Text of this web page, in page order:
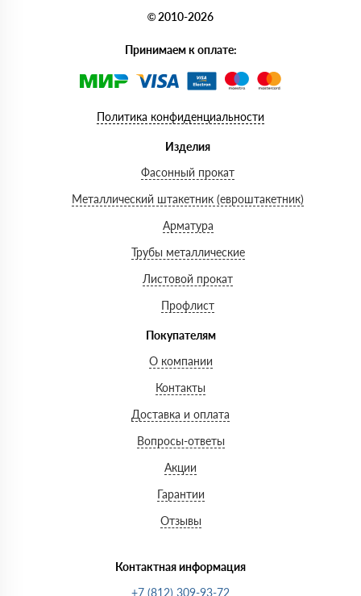
© 2010-2026
Принимаем к оплате:
Политика конфиденциальности
Изделия
Фасонный прокат
Металлический штакетник (евроштакетник)
Арматура
Трубы металлические
Листовой прокат
Профлист
Покупателям
О компании
Контакты
Доставка и оплата
Вопросы-ответы
Акции
Гарантии
Отзывы
Контактная информация
+7 (812) 309-93-72